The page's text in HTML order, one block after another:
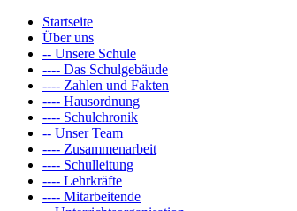
Startseite
Über uns
-- Unsere Schule
---- Das Schulgebäude
---- Zahlen und Fakten
---- Hausordnung
---- Schulchronik
-- Unser Team
---- Zusammenarbeit
---- Schulleitung
---- Lehrkräfte
---- Mitarbeitende